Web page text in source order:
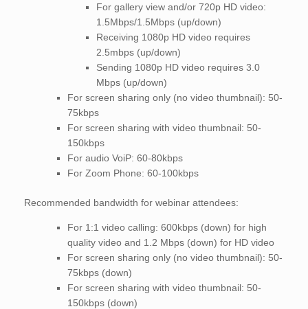
For gallery view and/or 720p HD video:
1.5Mbps/1.5Mbps (up/down)
Receiving 1080p HD video requires
2.5mbps (up/down)
Sending 1080p HD video requires 3.0
Mbps (up/down)
For screen sharing only (no video thumbnail): 50-
75kbps
For screen sharing with video thumbnail: 50-
150kbps
For audio VoiP: 60-80kbps
For Zoom Phone: 60-100kbps
Recommended bandwidth for webinar attendees:
For 1:1 video calling: 600kbps (down) for high
quality video and 1.2 Mbps (down) for HD video
For screen sharing only (no video thumbnail): 50-
75kbps (down)
For screen sharing with video thumbnail: 50-
150kbps (down)